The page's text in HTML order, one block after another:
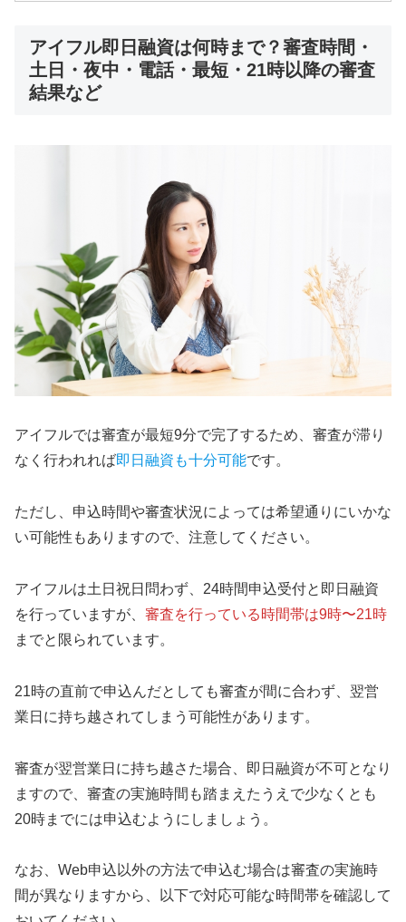
アイフル即日融資は何時まで？審査時間・
土日・夜中・電話・最短・21時以降の審査
結果など
アイフルでは審査が最短9分で完了するため、審査が滞り
なく行われれば即日融資も十分可能です。
ただし、申込時間や審査状況によっては希望通りにいかな
い可能性もありますので、注意してください。
アイフルは土日祝日問わず、24時間申込受付と即日融資
を行っていますが、 審査を行っている時間帯は9時〜21時
までと限られています。
21時の直前で申込んだとしても審査が間に合わず、翌営
業日に持ち越されてしまう可能性があります。
審査が翌営業日に持ち越さた場合、即日融資が不可となり
ますので、審査の実施時間も踏まえたうえで少なくとも
20時までには申込むようにしましょう。
なお、Web申込以外の方法で申込む場合は審査の実施時
間が異なりますから、以下で対応可能な時間帯を確認して